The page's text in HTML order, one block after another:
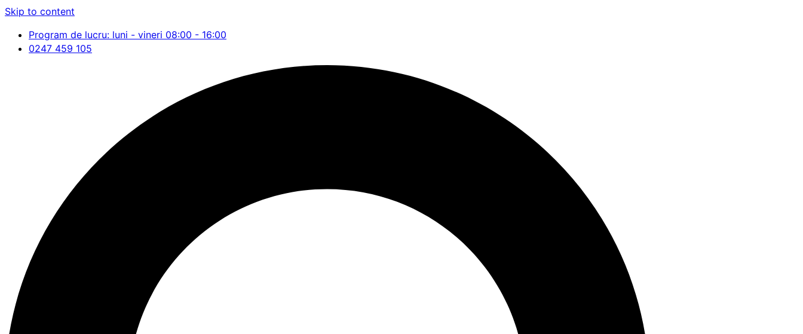
Skip to content
Program de lucru: luni - vineri 08:00 - 16:00
0247 459 105